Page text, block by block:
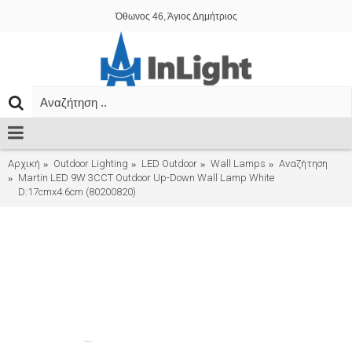
Όθωνος 46, Άγιος Δημήτριος
Αρχική Outdoor Lighting LED Outdoor Wall Lamps
Αναζήτηση
Martin LED 9W 3CCT Outdoor Up-Down Wall Lamp White
D:17cmx4.6cm (80200820)